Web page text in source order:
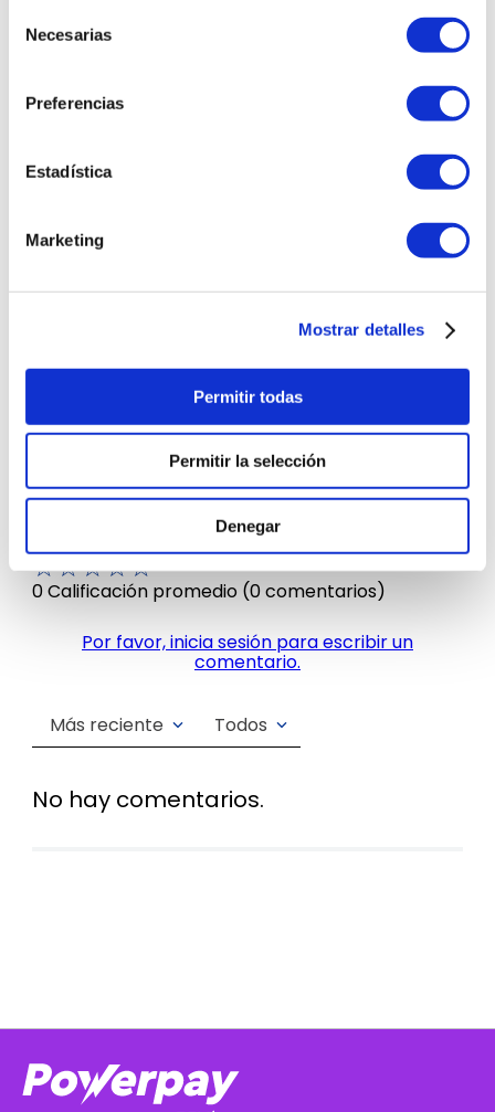
Necesarias
Preferencias
Estadística
Marketing
Mostrar detalles
Permitir todas
Permitir la selección
Denegar
WA15CG5441BDPE
Marca
Incluye Samsung
Comentarios
☆☆☆☆☆
0 Calificación promedio (0 comentarios)
Por favor, inicia sesión para escribir un
comentario.
Más reciente Todos
No hay comentarios.